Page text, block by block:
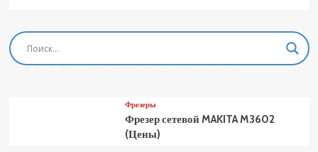
Фрезеры
Фрезер сетевой MAKITA M3601 (Цены)
Фрезеры
Фрезер сетевой MAKITA M3602
(Цены)